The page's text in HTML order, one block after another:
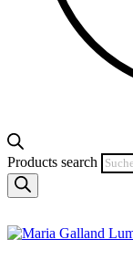
Products search